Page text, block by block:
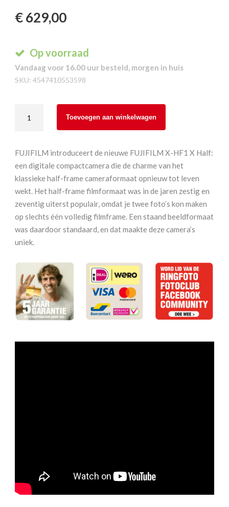
€629,00
Op voorraad
Vandaag voor 16.00 uur besteld, morgen in huis
SKU: 4547410553598
X
Zwart
aantal
Toevoegen aan winkelwagen
FUJIFILM introduceert de nieuwe FUJIFILM X-HF1 X Half:
een digitale compactcamera die de charme van het
klassieke half-frame cameraformaat opnieuw tot leven
wekt. Het half-frame filmformaat was in de jaren zestig en
zeventig uiterst populair, omdat je twee foto’s kon maken
op slechts één volledig filmframe. Een staand beeldformaat
was daardoor standaard, en dat maakte deze camera’s
uniek.